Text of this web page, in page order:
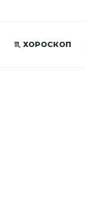
♏ ХОРОСКОП